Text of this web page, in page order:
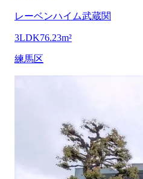
レーベンハイム武蔵関
3LDK76.23m²
練馬区